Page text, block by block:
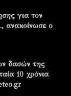
για τον
ανακοίνωσε ο
δασών της
10 χρόνια